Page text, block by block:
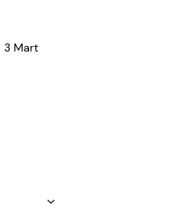
3 Mart